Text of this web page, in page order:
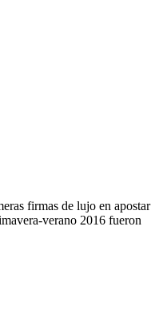
firmas de lujo en apostar
verano 2016 fueron